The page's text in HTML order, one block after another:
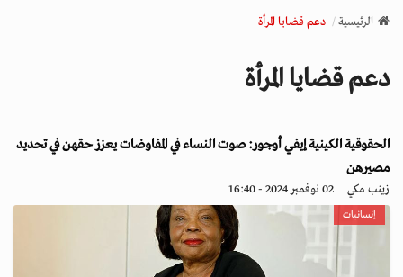
v
a
o
n
الرئيسية دعم قضايا المرأة
دعم قضايا المرأة
الحقوقية الكينية إيفي أوجور: صوت النساء في المفاوضات يعزز حقهن في تحديد
مصيرهن
زينب مكي 02 نوفمبر 2024 - 16:40
إنسانيات